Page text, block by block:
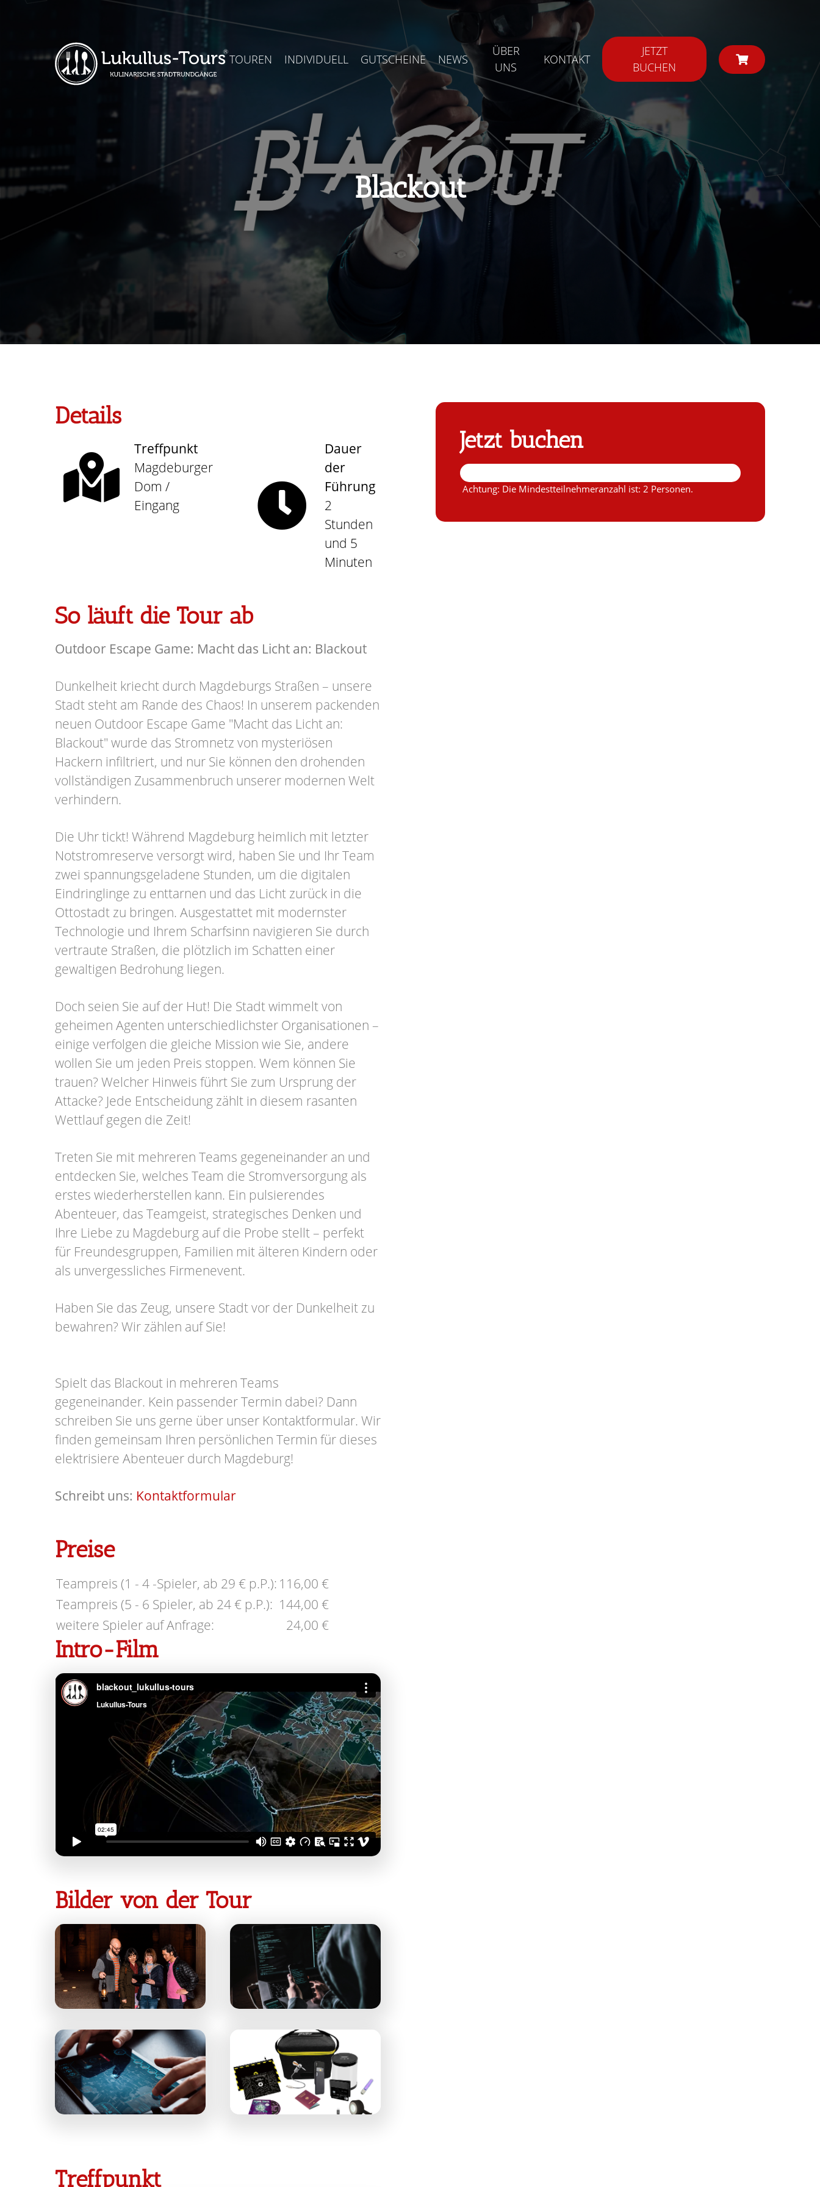
TOUREN INDIVIDUELL GUTSCHEINE NEWS
ÜBER
UNS
KONTAKT
JETZT
BUCHEN
Blackout
Details
Treffpunkt
Magdeburger
Dom /
Eingang
Dauer
der
Führung
2
Stunden
und 5
Minuten
So läuft die Tour ab
Outdoor Escape Game: Macht das Licht an: Blackout
Dunkelheit kriecht durch Magdeburgs Straßen – unsere
Stadt steht am Rande des Chaos! In unserem packenden
neuen Outdoor Escape Game "Macht das Licht an:
Blackout" wurde das Stromnetz von mysteriösen
Hackern infiltriert, und nur Sie können den drohenden
vollständigen Zusammenbruch unserer modernen Welt
verhindern.
Die Uhr tickt! Während Magdeburg heimlich mit letzter
Notstromreserve versorgt wird, haben Sie und Ihr Team
zwei spannungsgeladene Stunden, um die digitalen
Eindringlinge zu enttarnen und das Licht zurück in die
Ottostadt zu bringen. Ausgestattet mit modernster
Technologie und Ihrem Scharfsinn navigieren Sie durch
vertraute Straßen, die plötzlich im Schatten einer
gewaltigen Bedrohung liegen.
Doch seien Sie auf der Hut! Die Stadt wimmelt von
geheimen Agenten unterschiedlichster Organisationen –
einige verfolgen die gleiche Mission wie Sie, andere
wollen Sie um jeden Preis stoppen. Wem können Sie
trauen? Welcher Hinweis führt Sie zum Ursprung der
Attacke? Jede Entscheidung zählt in diesem rasanten
Wettlauf gegen die Zeit!
Treten Sie mit mehreren Teams gegeneinander an und
entdecken Sie, welches Team die Stromversorgung als
erstes wiederherstellen kann. Ein pulsierendes
Abenteuer, das Teamgeist, strategisches Denken und
Ihre Liebe zu Magdeburg auf die Probe stellt – perfekt
für Freundesgruppen, Familien mit älteren Kindern oder
als unvergessliches Firmenevent.
Haben Sie das Zeug, unsere Stadt vor der Dunkelheit zu
bewahren? Wir zählen auf Sie!
Spielt das Blackout in mehreren Teams
gegeneinander. Kein passender Termin dabei? Dann
schreiben Sie uns gerne über unser Kontaktformular. Wir
finden gemeinsam Ihren persönlichen Termin für dieses
elektrisiere Abenteuer durch Magdeburg!
Schreibt uns: Kontaktformular
Preise
Teampreis (1 - 4 -Spieler, ab 29 € p.P.): 116,00 €
Teampreis (5 - 6 Spieler, ab 24 € p.P.): 144,00 €
weitere Spieler auf Anfrage:
24,00 €
Intro-Film
Bilder von der Tour
Treffpunkt
Jetzt buchen
Achtung: Die Mindestteilnehmeranzahl ist: 2 Personen.